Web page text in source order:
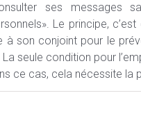
ses messages
Le principe, c’est
son conjoint pour le
seule condition pour
ce cas, cela nécessite la